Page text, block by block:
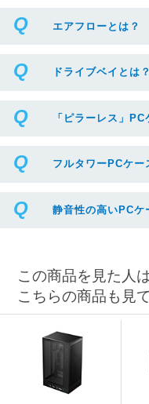
エアフローとは？
ドライブベイとは？
「ピラーレス」PC
フルタワーPCケー
静音性の高いPCケ
この商品を見た人は
こちらの商品も見